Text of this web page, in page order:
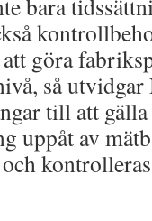
bara
göra
så
till att
uppåt av